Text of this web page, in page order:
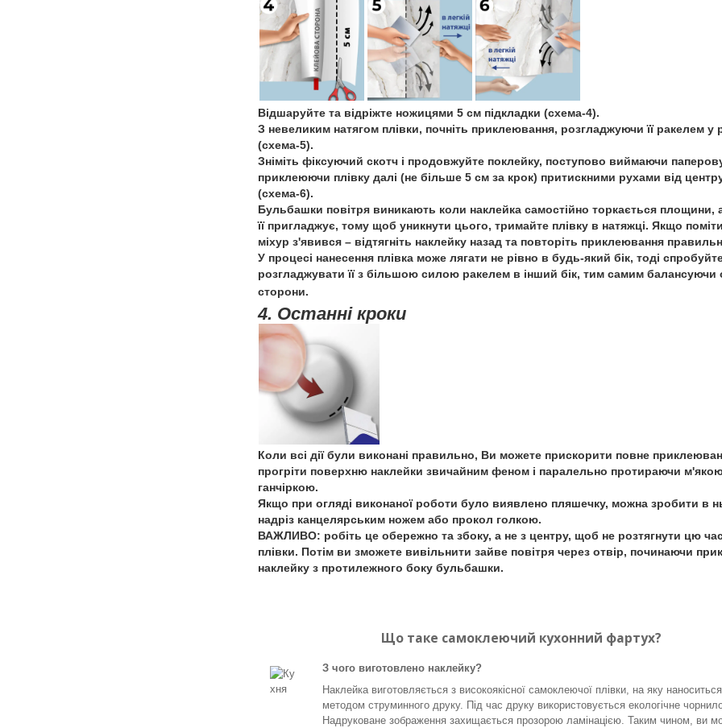
Відшаруйте та відріжте ножицями 5 см підкладки (схема-4).
З невеликим натягом плівки, почніть приклеювання, розгладжуючи її ракелем у
(схема-5).
Зніміть фіксуючий скотч і продовжуйте поклейку, поступово виймаючи
приклеюючи плівку далі (не більше 5 см за крок) притискними рухами від
(схема-6).
Бульбашки повітря виникають коли наклейка самостійно торкається площини,
її пригладжує, тому щоб уникнути цього, тримайте плівку в натяжці. Якщо
міхур з'явився – відтягніть наклейку назад та повторіть приклеювання
У процесі нанесення плівка може лягати не рівно в будь-який бік, тоді
розгладжувати її з більшою силою ракелем в інший бік, тим самим балансуючи
сторони.
4. Останні кроки
Коли всі дії були виконані правильно, Ви можете прискорити повне
прогріти поверхню наклейки звичайним феном і паралельно протираючи
ганчіркою.
Якщо при огляді виконаної роботи було виявлено пляшечку, можна зробити в
надріз канцелярським ножем або прокол голкою.
ВАЖЛИВО: робіть це обережно та збоку, а не з центру, щоб не розтягнути цю
плівки. Потім ви зможете вивільнити зайве повітря через отвір, починаючи
наклейку з протилежного боку бульбашки.
Що таке самоклеючий кухонний фартух?
З чого виготовлено наклейку?
Наклейка виготовляється з високоякісної самоклеючої плівки, на яку
методом струминного друку. Під час друку використовується екологічне
Надруковане зображення захищається прозорою ламінацією. Таким чином, ви